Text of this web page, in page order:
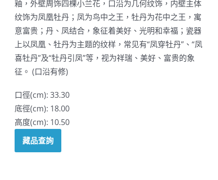
釉，外壁周饰四棵小兰花，口沿为几何纹饰，内壁主体
纹饰为凤凰牡丹；凤为鸟中之王，牡丹为花中之王，寓
意富贵；丹、凤结合，象征着美好、光明和幸福；瓷器
上以凤凰、牡丹为主题的纹样，常见有“凤穿牡丹”、“凤
喜牡丹”及“牡丹引凤”等，视为祥瑞、美好、富贵的象
征。 (口沿有修)
口徑(cm): 33.30
底徑(cm): 18.00
高度(cm): 10.50
藏品查詢